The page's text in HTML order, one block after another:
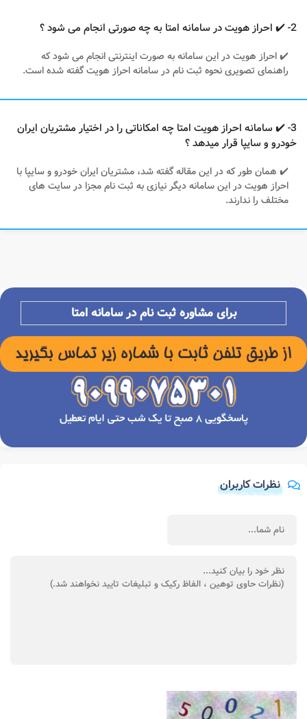
2- ✔️ احراز هویت در سامانه امتا به چه صورتی انجام می شود ؟
✔️ احراز هویت در این سامانه به صورت اینترنتی انجام می شود که
راهنمای تصویری نحوه ثبت نام در سامانه احراز هویت گفته شده است.
3- ✔️ سامانه احراز هویت امتا چه امکاناتی را در اختیار مشتریان ایران
خودرو و سایپا قرار میدهد ؟
✔️ همان طور که در این مقاله گفته شد، مشتریان ایران خودرو و سایپا با
احراز هویت در این سامانه دیگر نیازی به ثبت نام مجزا در سایت های
مختلف را ندارند.
برای مشاوره ثبت نام در سامانه امتا
نظرات کاربران